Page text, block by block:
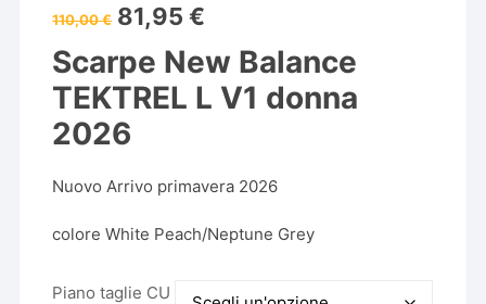
110,00€ Il
prezzo
era:
110,00 €.
81,95€
è:
81,95 €.
Scarpe New Balance
TEKTREL L V1 donna
2026
Nuovo Arrivo primavera 2026
colore White Peach/Neptune Grey
Piano taglie CU